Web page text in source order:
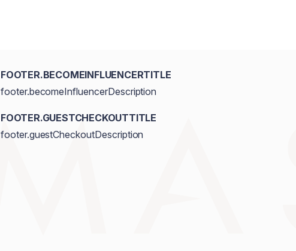
FOOTER.BECOMEINFLUENCERTITLE
footer.becomeInfluencerDescription
FOOTER.GUESTCHECKOUTTITLE
footer.guestCheckoutDescription